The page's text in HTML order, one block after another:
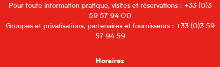
Pour toute information pratique, visites et réservations : +33 (0)3
59 57 94 00
Groupes et privatisations, partenaires et fournisseurs : +33 (0)3 59
57 94 59
Horaires